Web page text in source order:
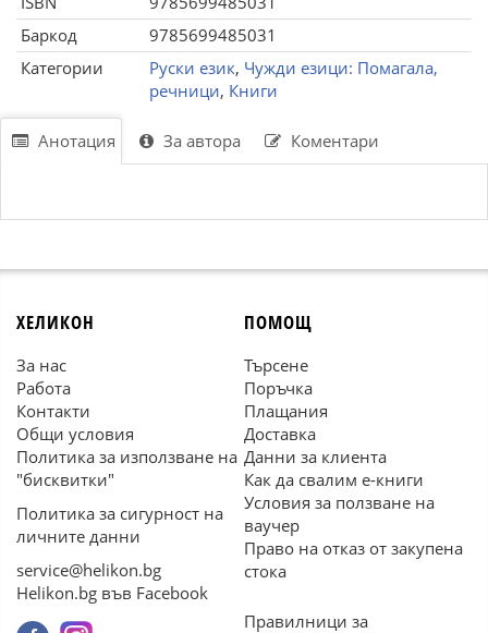
Баркод
9785699485031
Категории
Руски език, Чужди езици: Помагала,
речници, Книги
Анотация За автора Коментари
ХЕЛИКОН
За нас
Работа
Контакти
Общи условия
Политика за използване на
"бисквитки"
Политика за сигурност на
личните данни
service@helikon.bg
Helikon.bg във Facebook
ПОМОЩ
Търсене
Поръчка
Плащания
Доставка
Данни за клиента
Как да свалим е-книги
Условия за ползване на
ваучер
Право на отказ от закупена
стока
Правилници за